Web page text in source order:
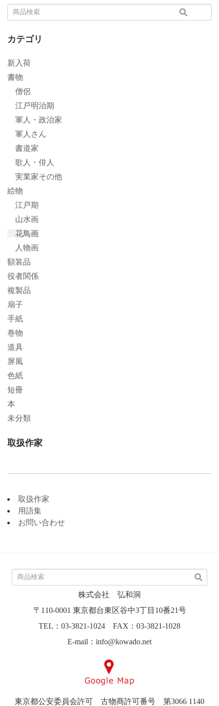
カテゴリ
新入荷
書物
僧侶
江戸明治期
軍人・政治家
軍人さん
書道家
歌人・俳人
実業家その他
絵物
江戸期
山水画
花鳥画
人物画
額装品
役者関係
複製品
扇子
手紙
巻物
道具
屏風
色紙
短冊
本
未分類
取扱作家
取扱作家
用語集
お問い合わせ
株式会社 弘和洞
〒110-0001 東京都台東区谷中3丁目10番21号
TEL：03-3821-1024 FAX：03-3821-1028
E-mail：info@kowado.net
東京都公安委員会許可 古物商許可番号 第3066 1140